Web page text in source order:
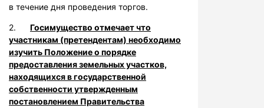
в течение дня проведения торгов.
2. Госимущество отмечает что
участникам (претендентам) необходимо
изучить Положение о порядке
предоставления земельных участков,
находящихся в государственной
собственности утвержденным
постановлением Правительства